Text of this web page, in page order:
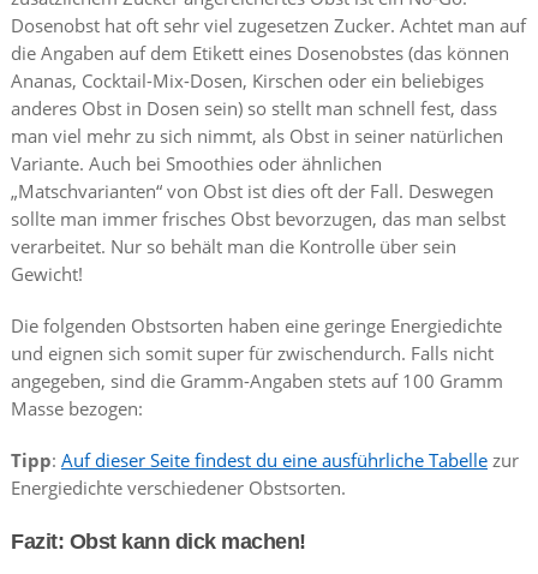
Dosenobst hat oft sehr viel zugesetzen Zucker. Achtet man auf
die Angaben auf dem Etikett eines Dosenobstes (das können
Ananas, Cocktail-Mix-Dosen, Kirschen oder ein beliebiges
anderes Obst in Dosen sein) so stellt man schnell fest, dass
man viel mehr zu sich nimmt, als Obst in seiner natürlichen
Variante. Auch bei Smoothies oder ähnlichen
„Matschvarianten“ von Obst ist dies oft der Fall. Deswegen
sollte man immer frisches Obst bevorzugen, das man selbst
verarbeitet. Nur so behält man die Kontrolle über sein
Gewicht!
Die folgenden Obstsorten haben eine geringe Energiedichte
und eignen sich somit super für zwischendurch. Falls nicht
angegeben, sind die Gramm-Angaben stets auf 100 Gramm
Masse bezogen:
Tipp: Auf dieser Seite findest du eine ausführliche Tabelle zur
Energiedichte verschiedener Obstsorten.
Fazit: Obst kann dick machen!